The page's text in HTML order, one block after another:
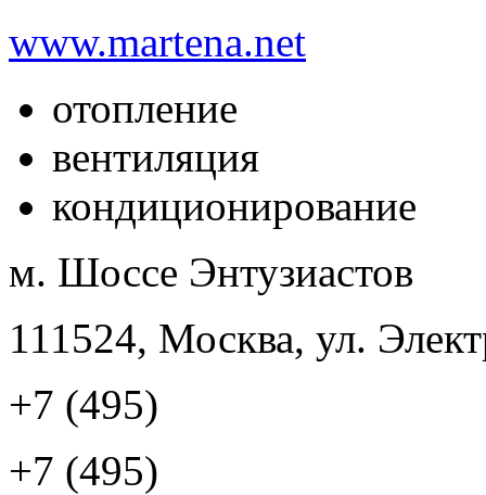
www.martena.net
отопление
вентиляция
кондиционирование
м. Шоссе Энтузиастов
111524, Москва, ул.
+7 (495)
+7 (495)